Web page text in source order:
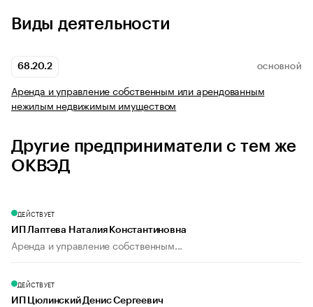
Виды деятельности
68.20.2 ОСНОВНОЙ
Аренда и управление собственным или арендованным
нежилым недвижимым имуществом
Другие предприниматели с тем же
ОКВЭД
ДЕЙСТВУЕТ
ИП Лаптева Наталия Константиновна
Аренда и управление собственным...
ДЕЙСТВУЕТ
ИП Цюлинский Денис Сергеевич